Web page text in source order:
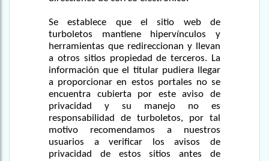
Se establece que el sitio web de
turboletos mantiene hipervínculos y
herramientas que redireccionan y llevan
a otros sitios propiedad de terceros. La
información que el titular pudiera llegar
a proporcionar en estos portales no se
encuentra cubierta por este aviso de
privacidad y su manejo no es
responsabilidad de turboletos, por tal
motivo recomendamos a nuestros
usuarios a verificar los avisos de
privacidad de estos sitios antes de